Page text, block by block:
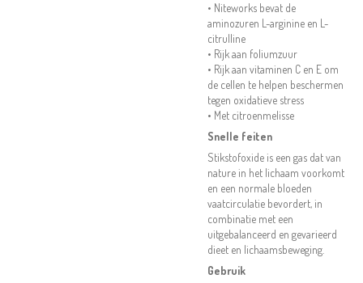
• Niteworks bevat de
aminozuren L-arginine en L-
citrulline
• Rijk aan foliumzuur
• Rijk aan vitaminen C en E om
de cellen te helpen beschermen
tegen oxidatieve stress
• Met citroenmelisse
Snelle feiten
Stikstofoxide is een gas dat van
nature in het lichaam voorkomt
en een normale bloeden
vaatcirculatie bevordert, in
combinatie met een
uitgebalanceerd en gevarieerd
dieet en lichaamsbeweging.
Gebruik